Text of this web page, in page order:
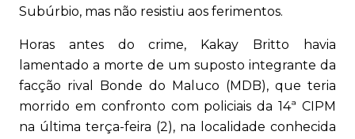
Subúrbio, mas não resistiu aos ferimentos.
Horas antes do crime, Kakay Britto havia
lamentado a morte de um suposto integrante da
facção rival Bonde do Maluco (MDB), que teria
morrido em confronto com policiais da 14ª CIPM
na última terça-feira (2), na localidade conhecida